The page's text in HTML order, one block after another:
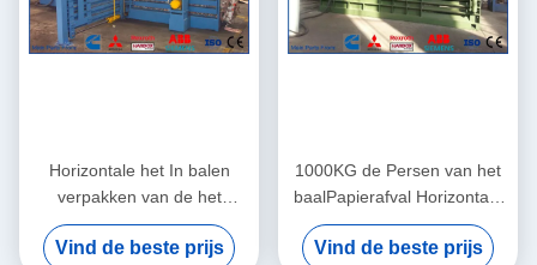
Horizontale het In balen
verpakken van de het
HUISDIERENfles van het
Machine Hydraulische Afval
Vind de beste prijs
1000KG de Persen van het
baalPapierafval Horizontaal
het In balen verpakken
Machineplc Gecontroleerd
Vind de beste prijs